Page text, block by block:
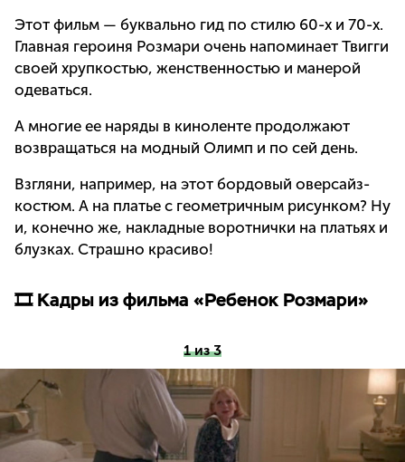
Этот фильм — буквально гид по стилю 60-х и 70-х.
Главная героиня Розмари очень напоминает Твигги
своей хрупкостью, женственностью и манерой
одеваться.
А многие ее наряды в киноленте продолжают
возвращаться на модный Олимп и по сей день.
Взгляни, например, на этот бордовый оверсайз-
костюм. А на платье с геометричным рисунком? Ну
и, конечно же, накладные воротнички на платьях и
блузках. Страшно красиво!
🎞 Кадры из фильма «Ребенок Розмари»
1 из 3